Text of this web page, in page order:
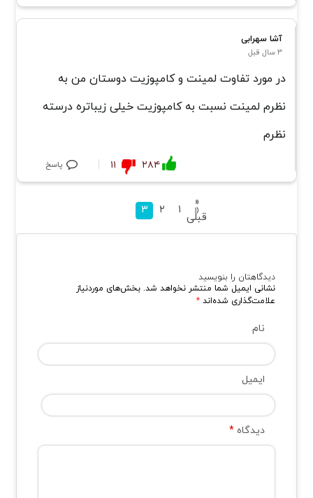
آشا سهرابی
۳ سال قبل
در مورد تفاوت لمینت و کامپوزیت دوستان من به
نظرم لمینت نسبت به کامپوزیت خیلی زیباتره درسته
نظرم
پاسخ ۲۸۴ ۱۱
«
قبلی
۱ ۲ ۳
دیدگاهتان را بنویسید
نشانی ایمیل شما منتشر نخواهد شد. بخش‌های موردنیاز
علامت‌گذاری شده‌اند*
نام
ایمیل
دیدگاه*